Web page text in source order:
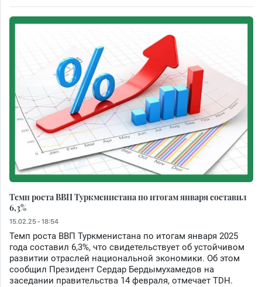
Темп роста ВВП Туркменистана по итогам января составил
6,3%
15.02.25 - 18:54
Темп роста ВВП Туркменистана по итогам января 2025
года составил 6,3%, что свидетельствует об устойчивом
развитии отраслей национальной экономики. Об этом
сообщил Президент Сердар Бердымухамедов на
заседании правительства 14 февраля, отмечает TDH.